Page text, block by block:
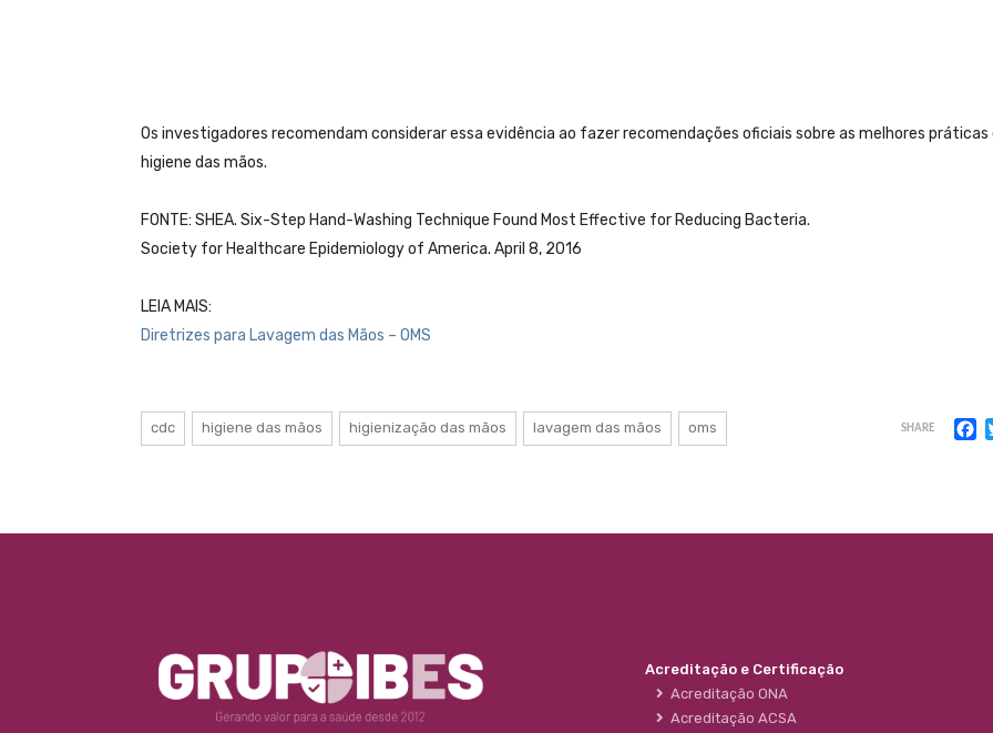
Os investigadores recomendam considerar essa evidência ao fazer recomendações oficiais sobre as melhores práticas
higiene das mãos.
FONTE: SHEA. Six-Step Hand-Washing Technique Found Most Effective for Reducing Bacteria.
Society for Healthcare Epidemiology of America. April 8, 2016
LEIA MAIS:
Diretrizes para Lavagem das Mãos – OMS
cdc higiene das mãos higienização das mãos lavagem das mãos oms SHARE
Acreditação e Certificação
Acreditação ONA
Acreditação ACSA